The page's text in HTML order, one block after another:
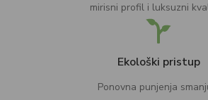
mirisni profil i luksuzni
Ekološki pristup
Ponovna punjenja